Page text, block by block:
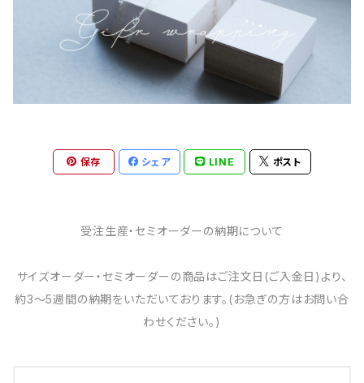
保存 シェア LINE ポスト
受注生産・セミオーダーの納期について
サイズオーダー・セミオーダーの商品はご注文日(ご入金日)より、
約3～5週間の納期をいただいております。(お急ぎの方はお問い合
わせください。)